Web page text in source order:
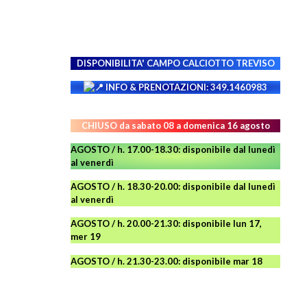
DISPONIBILITA' CAMPO CALCIOTTO TREVISO
INFO & PRENOTAZIONI: 349.1460983
CHIUSO da sabato 08 a domenica 16 agosto
AGOSTO / h. 17.00-18.30: disponibile dal lunedì
al venerdì
AGOSTO/ h. 18.30-20.00: disponibile dal lunedì
al venerdì
AGOSTO / h. 20.00-21.30: disponibile lun 17,
mer 19
AGOSTO/ h. 21.30-23.00: disponibile mar 18